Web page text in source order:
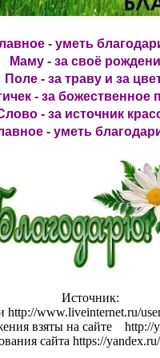
- уметь
Маму - за своё
Поле - за траву и за
- за божественное
- за источник
- уметь
Источник:
http://www.liveinternet.ru/
взяты на сайте
сайта https://